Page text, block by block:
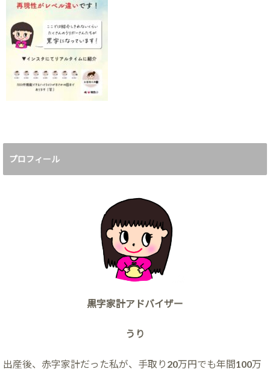
プロフィール
黒字家計アドバイザー
うり
出産後、赤字家計だった私が、手取り20万円でも年間100万